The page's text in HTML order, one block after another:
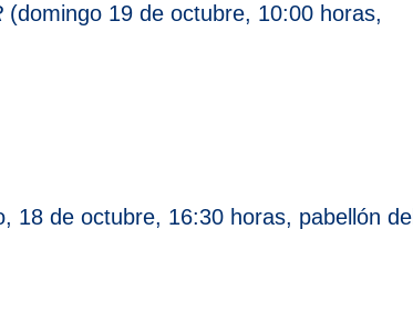
(domingo 19 de octubre, 10:00 horas,
18 de octubre, 16:30 horas, pabellón del